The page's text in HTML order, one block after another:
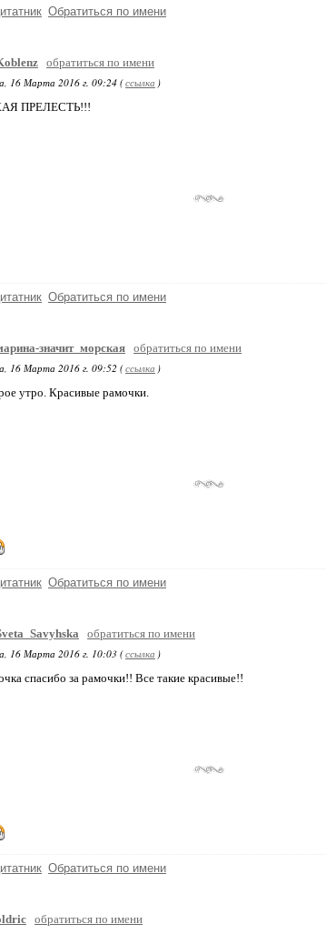
Обратиться по имени
обратиться по имени
16 Марта 2016 г. 09:24 (ссылка )
ПРЕЛЕСТЬ!!!
Обратиться по имени
значит_морская обратиться по имени
16 Марта 2016 г. 09:52 (ссылка )
утро. Красивые рамочки.
Обратиться по имени
обратиться по имени
16 Марта 2016 г. 10:03 (ссылка )
спасибо за рамочки!! Все такие красивые!!
Обратиться по имени
обратиться по имени